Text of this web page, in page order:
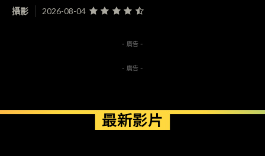
攝影 2026-08-04
- 廣告 -
- 廣告 -
最新影片